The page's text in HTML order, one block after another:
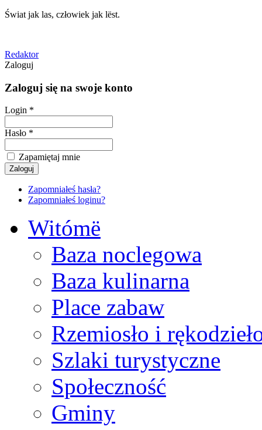
Świat jak las, człowiek jak lëst.
Redaktor
Zaloguj
Zaloguj się na swoje konto
Login *
Hasło *
Zapamiętaj mnie
Zapomniałeś hasła?
Zapomniałeś loginu?
Witómë
Baza noclegowa
Baza kulinarna
Place zabaw
Rzemiosło i
Szlaki turystyczne
Społeczność
Gminy